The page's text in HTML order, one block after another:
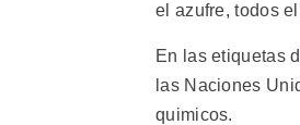
el azufre, todos
En las etiquetas
las Naciones
quimicos.